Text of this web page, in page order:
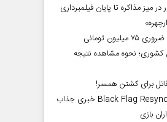
میز مذاکره تا پایان فیلمبرداری
استعلام وام ضروری ۷۵ میلیون تومانی
کشوری؛ نحوه مشاهده نتیجه
برای کشتن همسر!
بازگشت Black Flag Resynced خبری جذاب
بازی